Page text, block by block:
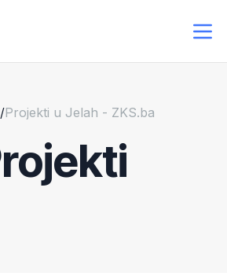
/Projekti u Jelah - ZKS.ba